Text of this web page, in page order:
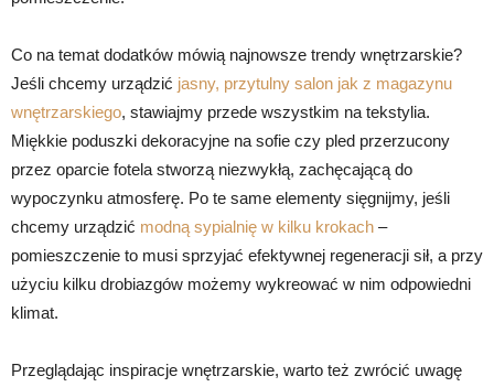
Co na temat dodatków mówią najnowsze trendy wnętrzarskie?
Jeśli chcemy urządzić jasny, przytulny salon jak z magazynu
wnętrzarskiego, stawiajmy przede wszystkim na tekstylia.
Miękkie poduszki dekoracyjne na sofie czy pled przerzucony
przez oparcie fotela stworzą niezwykłą, zachęcającą do
wypoczynku atmosferę. Po te same elementy sięgnijmy, jeśli
chcemy urządzić modną sypialnię w kilku krokach –
pomieszczenie to musi sprzyjać efektywnej regeneracji sił, a przy
użyciu kilku drobiazgów możemy wykreować w nim odpowiedni
klimat.
Przeglądając inspiracje wnętrzarskie, warto też zwrócić uwagę